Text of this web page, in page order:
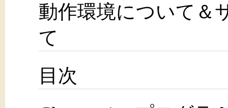
動作環境について＆
て
目次